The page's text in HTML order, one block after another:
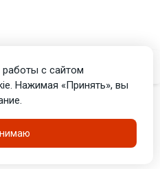
с сайтом
Нажимая «Принять», вы